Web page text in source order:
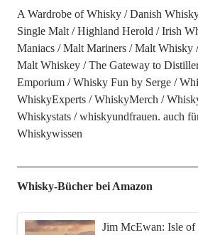
A Wardrobe of Whisky Danish
Single Malt
Highland Herold Irish
Maniacs
Malt Mariners Malt Whisky
Malt Whiskey
The Gateway to
Emporium
Whisky Fun by Serge
WhiskyExperts
WhiskyMerch
Whiskystats
whiskyundfrauen. auch
Whiskywissen
Whisky-Bücher bei Amazon
Jim McEwan: Isle of